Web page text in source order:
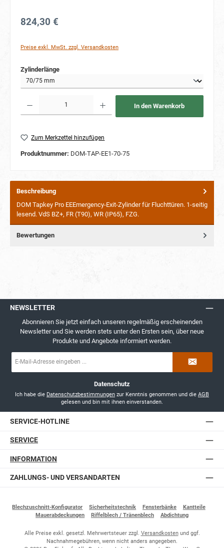
824,30 €
Preise exkl. MwSt. zzgl. Versandkosten
Zylinderlängeauswählen
In den Warenkorb
Zum Merkzettel hinzufügen
Produktnummer: DOM-TAP-EE1-70-75
Beschreibung
DOM Tapkey Pro EEEmergency-Exit-Zylinder für Fluchttüren. 1-seitig
lesend. VdS BZ+, FR (T90), WR (IP65), FZG.
Bewertungen
NEWSLETTER
Abonnieren Sie jetzt einfach unseren regelmäßig erscheinenden
Newsletter und Sie werden stets unter den Ersten sein, über neue
Produkte und Angebote informiert werden.
Mail-
Datenschutz
Ich habe die Datenschutzbestimmungen zur Kenntnis genommen und die AGB
gelesen und bin mit ihnen einverstanden.
SERVICE-HOTLINE
SERVICE
INFORMATION
ZAHLUNGS- UND VERSANDARTEN
Blechzuschnitt-Konfigurator Sicherheitstechnik Fensterbänke
Kantteile
Mauerabdeckungen
Riffelblech / Tränenblech Abdichtung
Alle Preise exkl. gesetzl. Mehrwertsteuer zzgl. Versandkostenund ggf.
Nachnahmegebühren, wenn nicht anders angegeben.